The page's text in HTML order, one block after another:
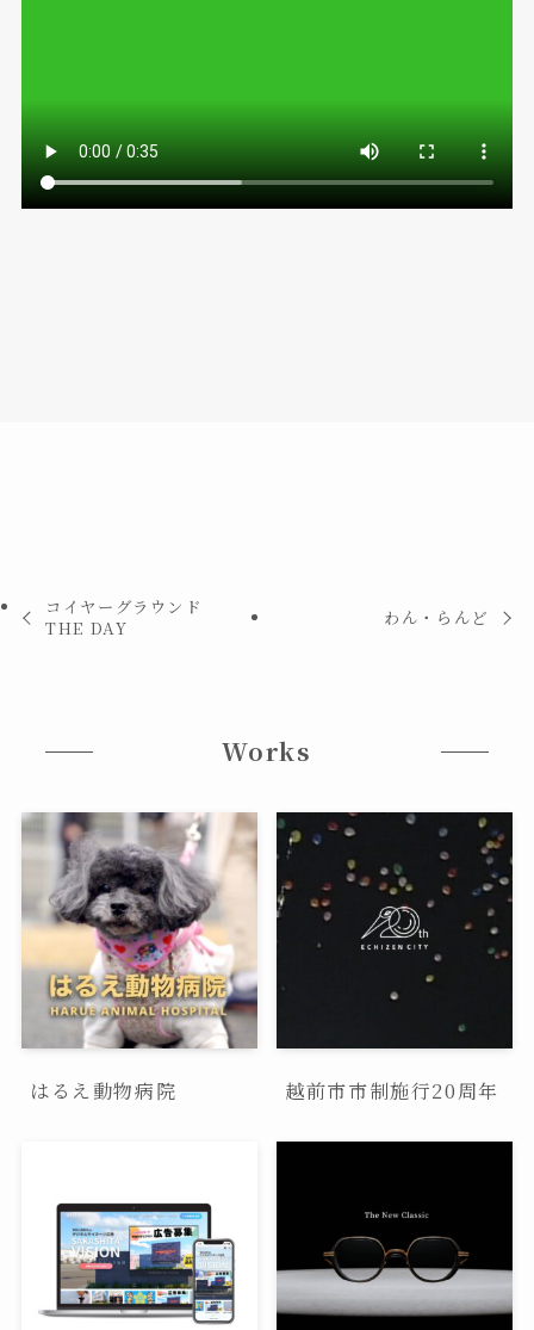
コイヤーグラウンド
THE DAY
わん・らんど
Works
はるえ動物病院 越前市市制施行20周年